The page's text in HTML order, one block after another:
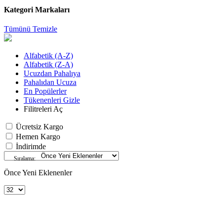
Kategori Markaları
Tümünü Temizle
Alfabetik (A-Z)
Alfabetik (Z-A)
Ucuzdan Pahalıya
Pahalıdan Ucuza
En Popülerler
Tükenenleri Gizle
Filitreleri Aç
Ücretsiz Kargo
Hemen Kargo
İndirimde
Sıralama:
Önce Yeni Eklenenler